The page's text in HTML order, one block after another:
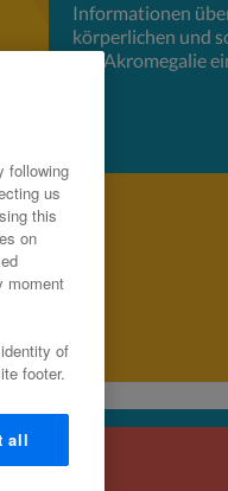
Informationen
körperlichen und
mit Akromegalie
following
us
this
on
moment
of
footer.
all